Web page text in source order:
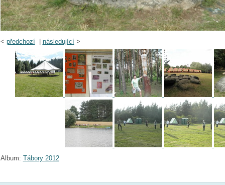
< předchozí| následující>
Album: Tábory 2012